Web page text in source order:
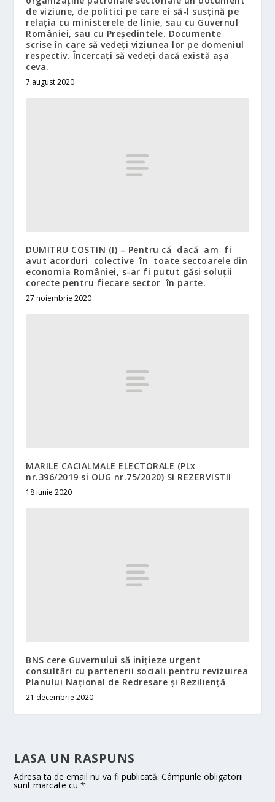
de viziune, de politici pe care ei să-l susțină pe
relația cu ministerele de linie, sau cu Guvernul
României, sau cu Președintele. Documente
scrise în care să vedeți viziunea lor pe domeniul
respectiv. Încercați să vedeți dacă există așa
ceva.
7 august 2020
DUMITRU COSTIN (I) – Pentru că dacă am fi
avut acorduri colective în toate sectoarele din
economia României, s-ar fi putut găsi soluții
corecte pentru fiecare sector în parte.
27 noiembrie 2020
MARILE CACIALMALE ELECTORALE (PLx
nr.396/2019 si OUG nr.75/2020) SI REZERVISTII
18 iunie 2020
BNS cere Guvernului să inițieze urgent
consultări cu partenerii sociali pentru revizuirea
Planului Național de Redresare și Reziliență
21 decembrie 2020
LASA UN RASPUNS
Adresa ta de email nu va fi publicată. Câmpurile obligatorii
sunt marcate cu*